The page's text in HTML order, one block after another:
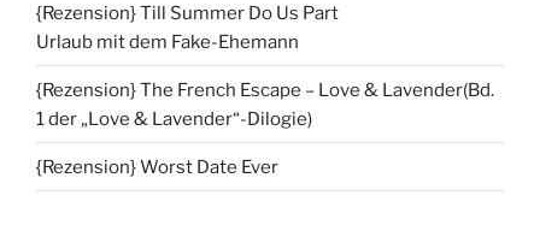
{Rezension} Till Summer Do Us Part
Urlaub mit dem Fake-Ehemann
{Rezension} The French Escape – Love & Lavender(Bd.
1 der „Love & Lavender“-Dilogie)
{Rezension} Worst Date Ever